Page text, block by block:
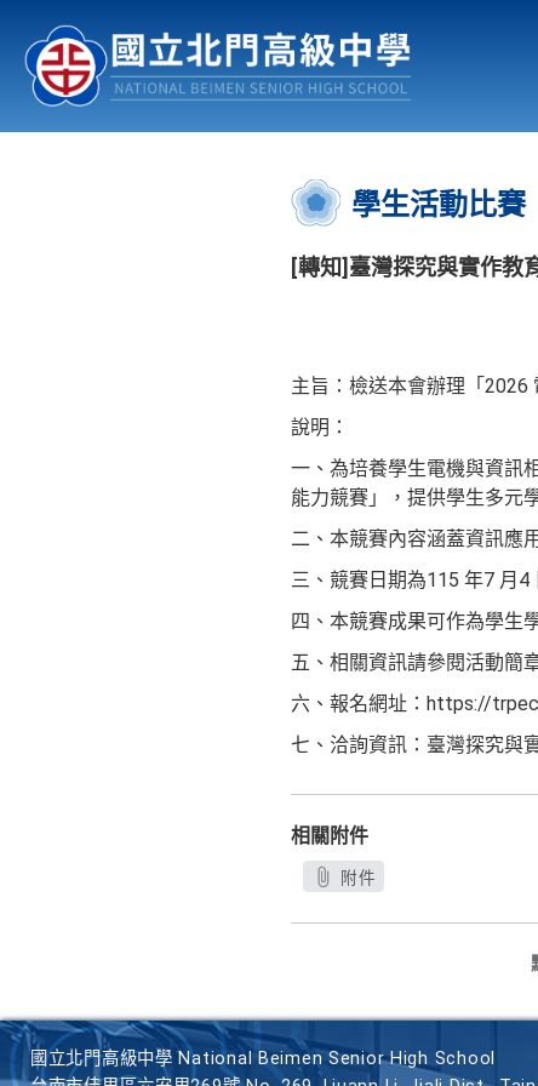
認識北中 行事曆
:::
學生活動比賽
[轉知]臺灣探究與實作教
主旨：檢送本會辦理「2026
說明：
一、為培養學生電機與資訊
能力競賽」，提供學生多元
二、本競賽內容涵蓋資訊應
三、競賽日期為115 年7 月
四、本競賽成果可作為學生
五、相關資訊請參閱活動簡
六、報名網址：https://
七、洽詢資訊：臺灣探究與
相關附件
附件
國立北門高級中學 National Beimen Senior High School